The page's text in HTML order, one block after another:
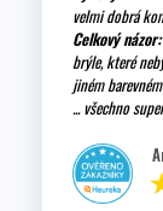
velmi dobrá
Celkový názor:
brýle, které
jiném
... všechno super